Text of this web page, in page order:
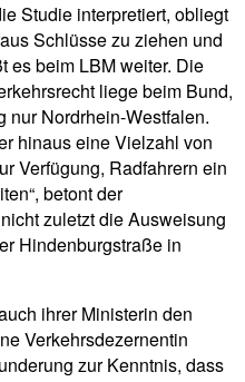
Studie interpretiert, obliegt
Schlüsse zu ziehen und
es beim LBM weiter. Die
liege beim Bund,
nur Nordrhein-Westfalen.
hinaus eine Vielzahl von
Verfügung, Radfahrern ein
betont der
zuletzt die Ausweisung
Hindenburgstraße in
ihrer Ministerin den
Verkehrsdezernentin
zur Kenntnis, dass